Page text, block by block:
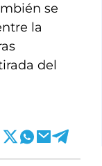
se
la
del